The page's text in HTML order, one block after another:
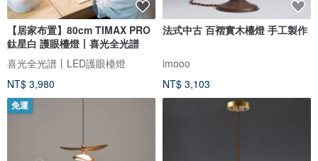
【居家布置】80cm TIMAX PRO
鈦星白 護眼檯燈㇑喜光全光譜
喜光全光譜㇑LED護眼檯燈
NT$ 3,980
法式中古 百褶實木檯燈 手工製作
imooo
NT$ 3,103
免運